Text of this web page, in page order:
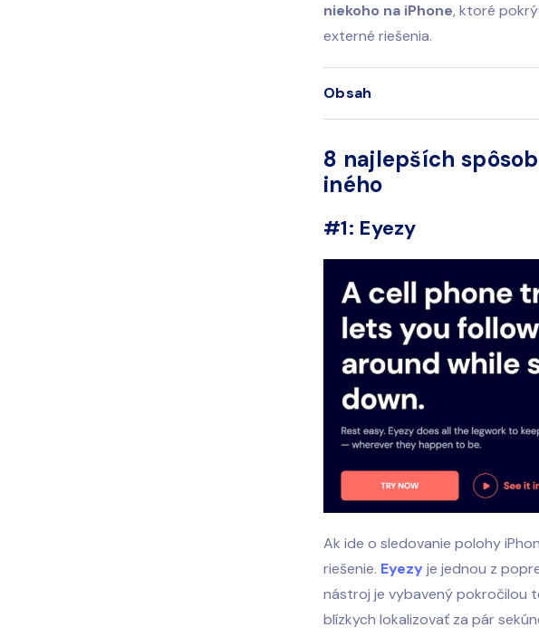
niekoho na iPhone, ktoré
externé riešenia.
Obsah
8 najlepších
iného
#1: Eyezy
Ak ide o sledovanie polohy
riešenie. Eyezy je jednou z
nástroj je vybavený pokročilou
blízkych lokalizovať za pár